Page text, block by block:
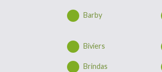
Barby
Biviers
Brindas